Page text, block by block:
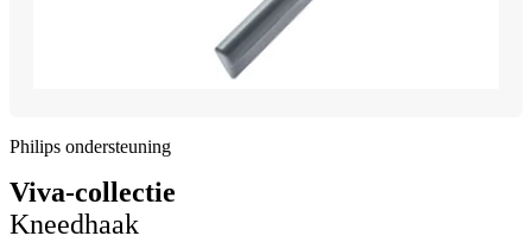
Philips ondersteuning
Viva-collectie
Kneedhaak